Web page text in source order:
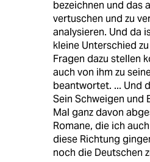
bezeichnen und das
vertuschen und zu
analysieren. Und da
kleine Unterschied
Fragen dazu stellen
auch von ihm zu
beantwortet. ... Und
Sein Schweigen und
Mal ganz davon
Romane, die ich
diese Richtung
noch die Deutschen